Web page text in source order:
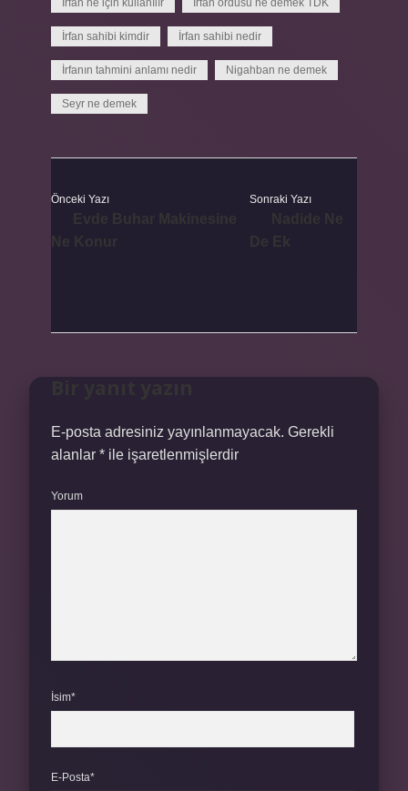
İrfan ne için kullanılır İrfan ordusu ne demek TDK
İrfan sahibi kimdir İrfan sahibi nedir
İrfanın tahmini anlamı nedir Nigahban ne demek
Seyr ne demek
Önceki Yazı Sonraki Yazı
E-posta adresiniz yayınlanmayacak. Gerekli
alanlar * ile işaretlenmişlerdir
Yorum
İsim*
E-Posta*